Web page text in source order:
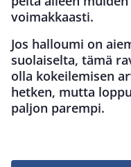
voimakkaasti.
Jos halloumi on
suolaiselta, tämä
olla kokeilemisen
hetken, mutta
paljon parempi.